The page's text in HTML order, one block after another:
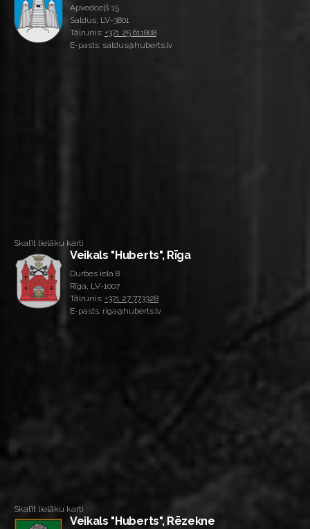
Apvedceļš 15
Saldus, LV-3801
Tālrunis: +371 25 611808
E-pasts: saldus@huberts.lv
Skatīt lielāku karti
Veikals "Huberts", Rīga
Durbes iela 8
Rīga, LV-1007
Tālrunis: +371 27 773328
E-pasts: riga@huberts.lv
Skatīt lielāku karti
Veikals "Huberts", Rēzekne